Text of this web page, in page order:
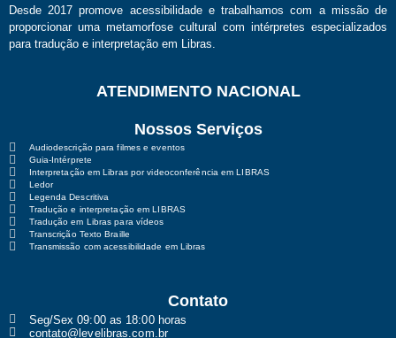
Desde 2017 promove acessibilidade e trabalhamos com a missão de
proporcionar uma metamorfose cultural com intérpretes especializados
para tradução e interpretação em Libras.
ATENDIMENTO NACIONAL
Nossos Serviços
Audiodescrição para filmes e eventos
Guia-Intérprete
Interpretação em Libras por videoconferência em LIBRAS
Ledor
Legenda Descritiva
Tradução e interpretação em LIBRAS
Tradução em Libras para vídeos
Transcrição Texto Braille
Transmissão com acessibilidade em Libras
Contato
Seg/Sex 09:00 as 18:00 horas
contato@levelibras.com.br